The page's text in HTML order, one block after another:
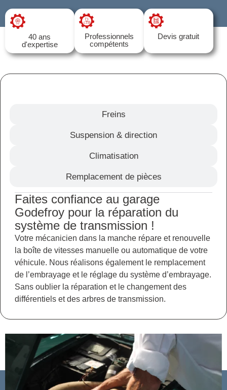
40 ans
d'expertise
Professionnels
compétents
Devis gratuit
Freins
Suspension & direction
Climatisation
Remplacement de pièces
Faites confiance au garage
Godefroy pour la réparation du
système de transmission !
Votre mécanicien dans la manche répare et renouvelle
la boîte de vitesses manuelle ou automatique de votre
véhicule. Nous réalisons également le remplacement
de l’embrayage et le réglage du système d’embrayage.
Sans oublier la réparation et le changement des
différentiels et des arbres de transmission.